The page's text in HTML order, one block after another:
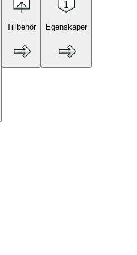
Tillbehör Egenskaper